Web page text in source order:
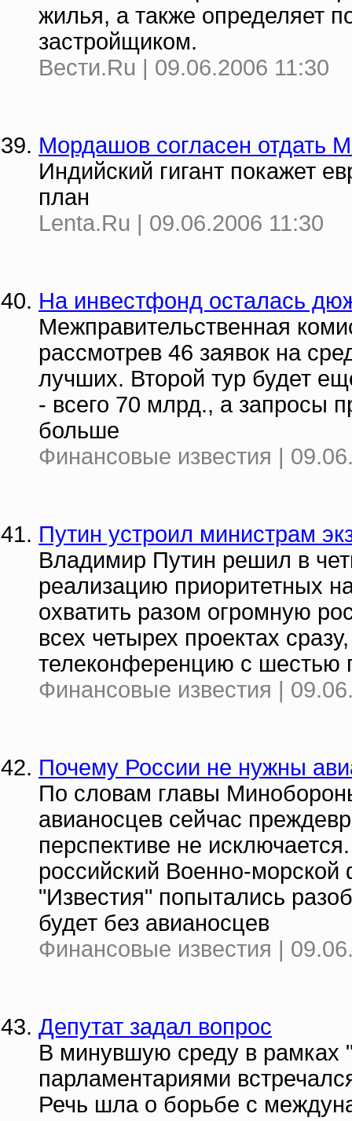
жилья, а также определяет
застройщиком.
Вести.Ru | 09.06.2006 11:30
Мордашов согласен отдать
Индийский гигант покажет
план
Lenta.Ru | 09.06.2006 11:30
На инвестфонд осталась
Межправительственная
рассмотрев 46 заявок на
лучших. Второй тур будет
- всего 70 млрд., а запросы
больше
Финансовые известия |
Путин устроил министрам
Владимир Путин решил в
реализацию приоритетных
охватить разом огромную
всех четырех проектах
телеконференцию с шестью
Финансовые известия |
Почему России не нужны
По словам главы
авианосцев сейчас
перспективе не
российский Военно-морской
"Известия" попытались
будет без авианосцев
Финансовые известия |
Депутат задал вопрос
В минувшую среду в рамках
парламентариями
Речь шла о борьбе с